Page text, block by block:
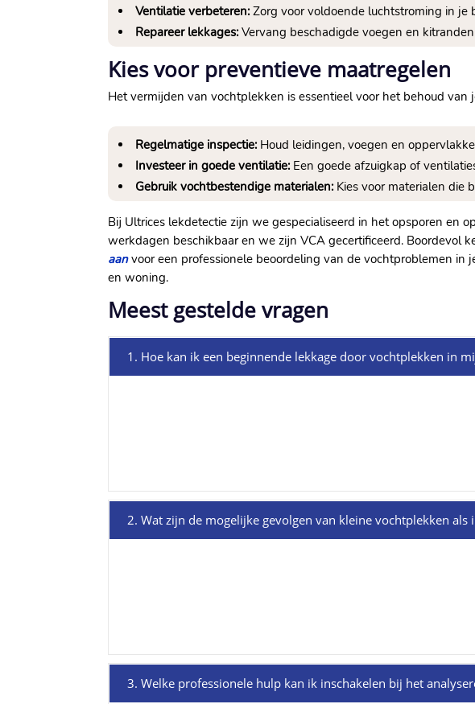
Ventilatie verbeteren:Zorg voor voldoende luchtstroming in je
Repareer lekkages:Vervang beschadigde voegen en
Kies voor preventieve maatregelen
Het vermijden van vochtplekken is essentieel voor het behoud van
Regelmatige inspectie:Houd leidingen, voegen en
Investeer in goede ventilatie:Een goede afzuigkap of
Gebruik vochtbestendige materialen:Kies voor materialen die
Bij Ultrices lekdetectie zijn we gespecialiseerd in het opsporen en
werkdagen beschikbaar en we zijn VCA gecertificeerd. Boordevol
aanvoor een professionele beoordeling van de vochtproblemen in
en woning.
Meest gestelde vragen
1. Hoe kan ik een beginnende lekkage door vochtplekken in
2. Wat zijn de mogelijke gevolgen van kleine vochtplekken als
3. Welke professionele hulp kan ik inschakelen bij het